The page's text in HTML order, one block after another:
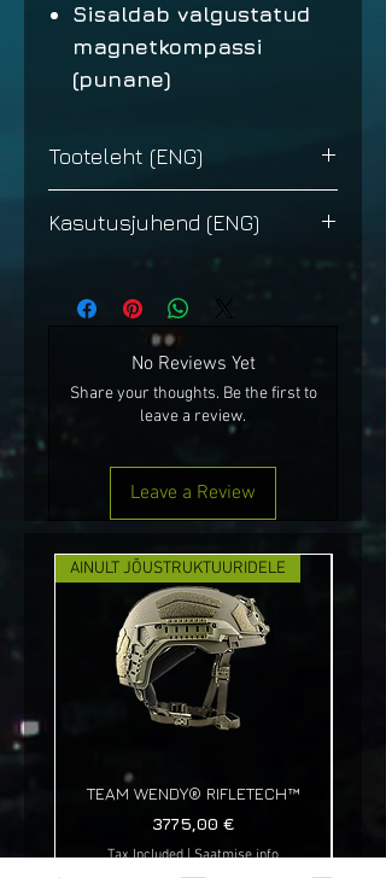
Sisaldab valgustatud
magnetkompassi
(punane)
Tooteleht (ENG)
Kasutusjuhend (ENG)
No Reviews Yet
Share your thoughts. Be the first to
leave a review.
Leave a Review
AINULT JÕUSTRUKTUURIDELE
TEAM WENDY® RIFLETECH™
Price
3775,00 €
Tax Included|Saatmise info